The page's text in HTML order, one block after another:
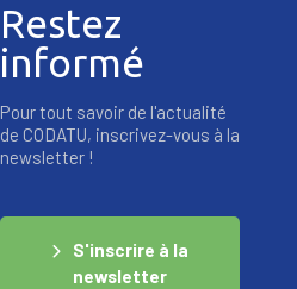
Restez
informé
Pour tout savoir de l'actualité
de CODATU, inscrivez-vous à la
newsletter !
S'inscrire à la
newsletter